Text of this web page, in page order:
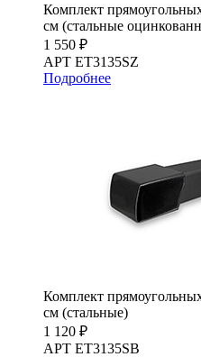
Комплект
см (стальные
1 550 ₽
АРТ ET3135SZ
Подробнее
Комплект
см (стальные)
1 120 ₽
АРТ ET3135SB